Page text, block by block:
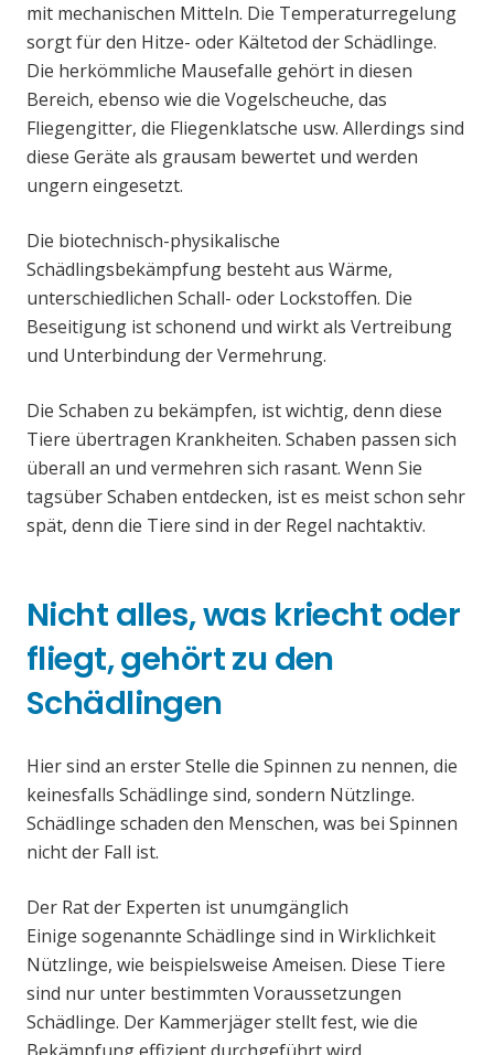
mit mechanischen Mitteln. Die Temperaturregelung
sorgt für den Hitze- oder Kältetod der Schädlinge.
Die herkömmliche Mausefalle gehört in diesen
Bereich, ebenso wie die Vogelscheuche, das
Fliegengitter, die Fliegenklatsche usw. Allerdings sind
diese Geräte als grausam bewertet und werden
ungern eingesetzt.
Die biotechnisch-physikalische
Schädlingsbekämpfung besteht aus Wärme,
unterschiedlichen Schall- oder Lockstoffen. Die
Beseitigung ist schonend und wirkt als Vertreibung
und Unterbindung der Vermehrung.
Die Schaben zu bekämpfen, ist wichtig, denn diese
Tiere übertragen Krankheiten. Schaben passen sich
überall an und vermehren sich rasant. Wenn Sie
tagsüber Schaben entdecken, ist es meist schon sehr
spät, denn die Tiere sind in der Regel nachtaktiv.
Nicht alles, was kriecht oder
fliegt, gehört zu den
Schädlingen
Hier sind an erster Stelle die Spinnen zu nennen, die
keinesfalls Schädlinge sind, sondern Nützlinge.
Schädlinge schaden den Menschen, was bei Spinnen
nicht der Fall ist.
Der Rat der Experten ist unumgänglich
Einige sogenannte Schädlinge sind in Wirklichkeit
Nützlinge, wie beispielsweise Ameisen. Diese Tiere
sind nur unter bestimmten Voraussetzungen
Schädlinge. Der Kammerjäger stellt fest, wie die